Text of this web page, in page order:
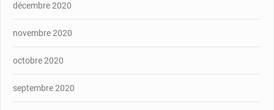
décembre 2020
novembre 2020
octobre 2020
septembre 2020